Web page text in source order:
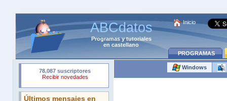
ABCdatos
Programasytutoriales
en castellano
Inicio
PROGRAMAS
Windows